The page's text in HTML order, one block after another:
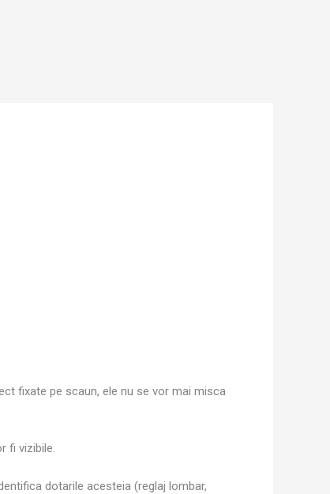
fixate pe scaun, ele nu se vor mai misca
fi vizibile.
dotarile acesteia (reglaj lombar,